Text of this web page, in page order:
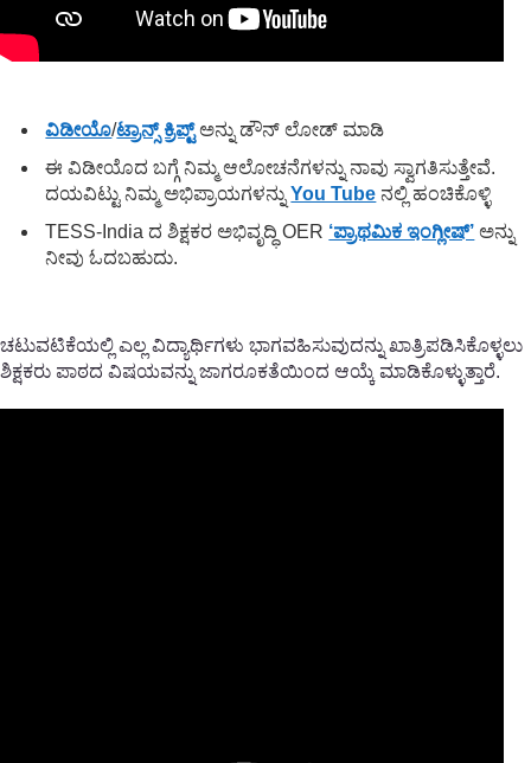
ವಿಡೀಯೊ/ಟ್ರಾನ್ಸ್ ಕ್ರಿಪ್ಟ್ಅನ್ನು ಡೌನ್ ಲೋಡ್ ಮಾಡಿ
ಈ ವಿಡೀಯೊದ ಬಗ್ಗೆ ನಿಮ್ಮ ಆಲೋಚನೆಗಳನ್ನು ನಾವು ಸ್ವಾಗತಿಸುತ್ತೇವೆ.
ದಯವಿಟ್ಟು ನಿಮ್ಮ ಅಭಿಪ್ರಾಯಗಳನ್ನುYou Tube ನಲ್ಲಿ ಹಂಚಿಕೊಳ್ಳಿ
TESS-India ದ ಶಿಕ್ಷಕರ ಅಭಿವೃದ್ಧಿ OER ‘ಪ್ರಾಥಮಿಕ ಇಂಗ್ಲೀಷ್’ ಅನ್ನು
ನೀವು ಓದಬಹುದು.
ಚಟುವಟಿಕೆಯಲ್ಲಿ ಎಲ್ಲ ವಿದ್ಯಾರ್ಥಿಗಳು ಭಾಗವಹಿಸುವುದನ್ನು ಖಾತ್ರಿಪಡಿಸಿಕೊಳ್ಳಲು
ಶಿಕ್ಷಕರು ಪಾಠದ ವಿಷಯವನ್ನು ಜಾಗರೂಕತೆಯಿಂದ ಆಯ್ಕೆ ಮಾಡಿಕೊಳ್ಳುತ್ತಾರೆ.